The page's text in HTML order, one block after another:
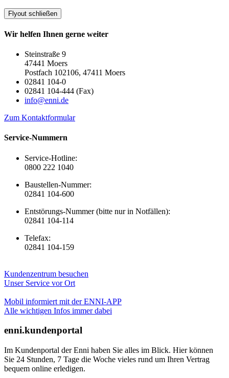
Flyout schließen
Wir helfen Ihnen gerne weiter
Steinstraße 9
47441 Moers
Postfach 102106, 47411 Moers
02841 104-0
02841 104-444 (Fax)
info@enni.de
Zum Kontaktformular
Service-Nummern
Service-Hotline:
0800 222 1040
Baustellen-Nummer:
02841 104-600
Entstörungs-Nummer (bitte nur in Notfällen):
02841 104-114
Telefax:
02841 104-159
Kundenzentrum besuchen
Unser Service vor Ort
Mobil informiert mit der ENNI-APP
Alle wichtigen Infos immer dabei
enni.kundenportal
Im Kundenportal der Enni haben Sie alles im Blick. Hier können
Sie 24 Stunden, 7 Tage die Woche vieles rund um Ihren Vertrag
bequem online erledigen.